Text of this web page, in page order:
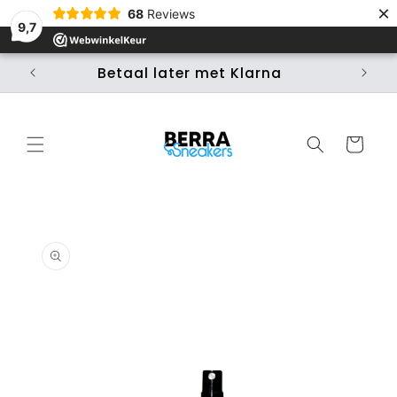
9,7
68 Reviews ×
Skip to
content
Betaal later met Klarna
Cart
information